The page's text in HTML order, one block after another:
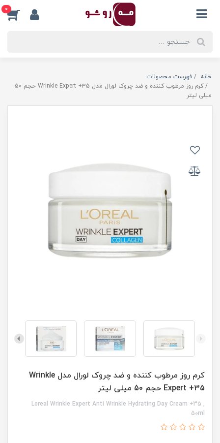
0
خانه
فهرست محصولات
کرم روز مرطوب کننده و ضد چروک لورال مدل Wrinkle Expert +35 حجم 50
میلی لیتر
کرم روز مرطوب کننده و ضد چروک لورال مدل Wrinkle
Expert +35 حجم 50 میلی لیتر
Loreal Wrinkle Expert Anti Wrinkle Hydrating Day Cream +35 ,
50ml